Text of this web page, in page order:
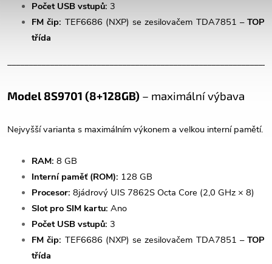
Počet USB vstupů: 3
FM čip: TEF6686 (NXP) se zesilovačem TDA7851 – TOP
třída
Model 8S9701 (8+128GB) – maximální výbava
Nejvyšší varianta s maximálním výkonem a velkou interní pamětí.
RAM: 8 GB
Interní paměť (ROM): 128 GB
Procesor: 8jádrový UIS 7862S Octa Core (2,0 GHz × 8)
Slot pro SIM kartu: Ano
Počet USB vstupů: 3
FM čip: TEF6686 (NXP) se zesilovačem TDA7851 – TOP
třída